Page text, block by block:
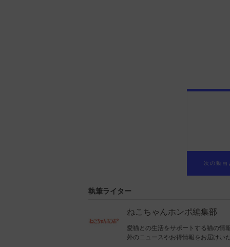
次の動
執筆ライター
ねこちゃんホンポ編集部
愛猫との生活をサポートする猫の情
外のニュースやお得情報をお届けい